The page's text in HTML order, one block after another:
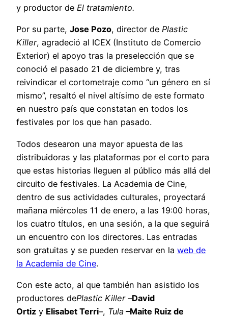
y productor de El tratamiento.
Por su parte, Jose Pozo, director de Plastic
Killer, agradeció al ICEX (Instituto de Comercio
Exterior) el apoyo tras la preselección que se
conoció el pasado 21 de diciembre y, tras
reivindicar el cortometraje como “un género en sí
mismo”, resaltó el nivel altísimo de este formato
en nuestro país que constatan en todos los
festivales por los que han pasado.
Todos desearon una mayor apuesta de las
distribuidoras y las plataformas por el corto para
que estas historias lleguen al público más allá del
circuito de festivales. La Academia de Cine,
dentro de sus actividades culturales, proyectará
mañana miércoles 11 de enero, a las 19:00 horas,
los cuatro títulos, en una sesión, a la que seguirá
un encuentro con los directores. Las entradas
son gratuitas y se pueden reservar en la web de
la Academia de Cine.
Con este acto, al que también han asistido los
productores dePlastic Killer–David
Ortiz y Elisabet Terri–, Tula –Maite Ruiz de